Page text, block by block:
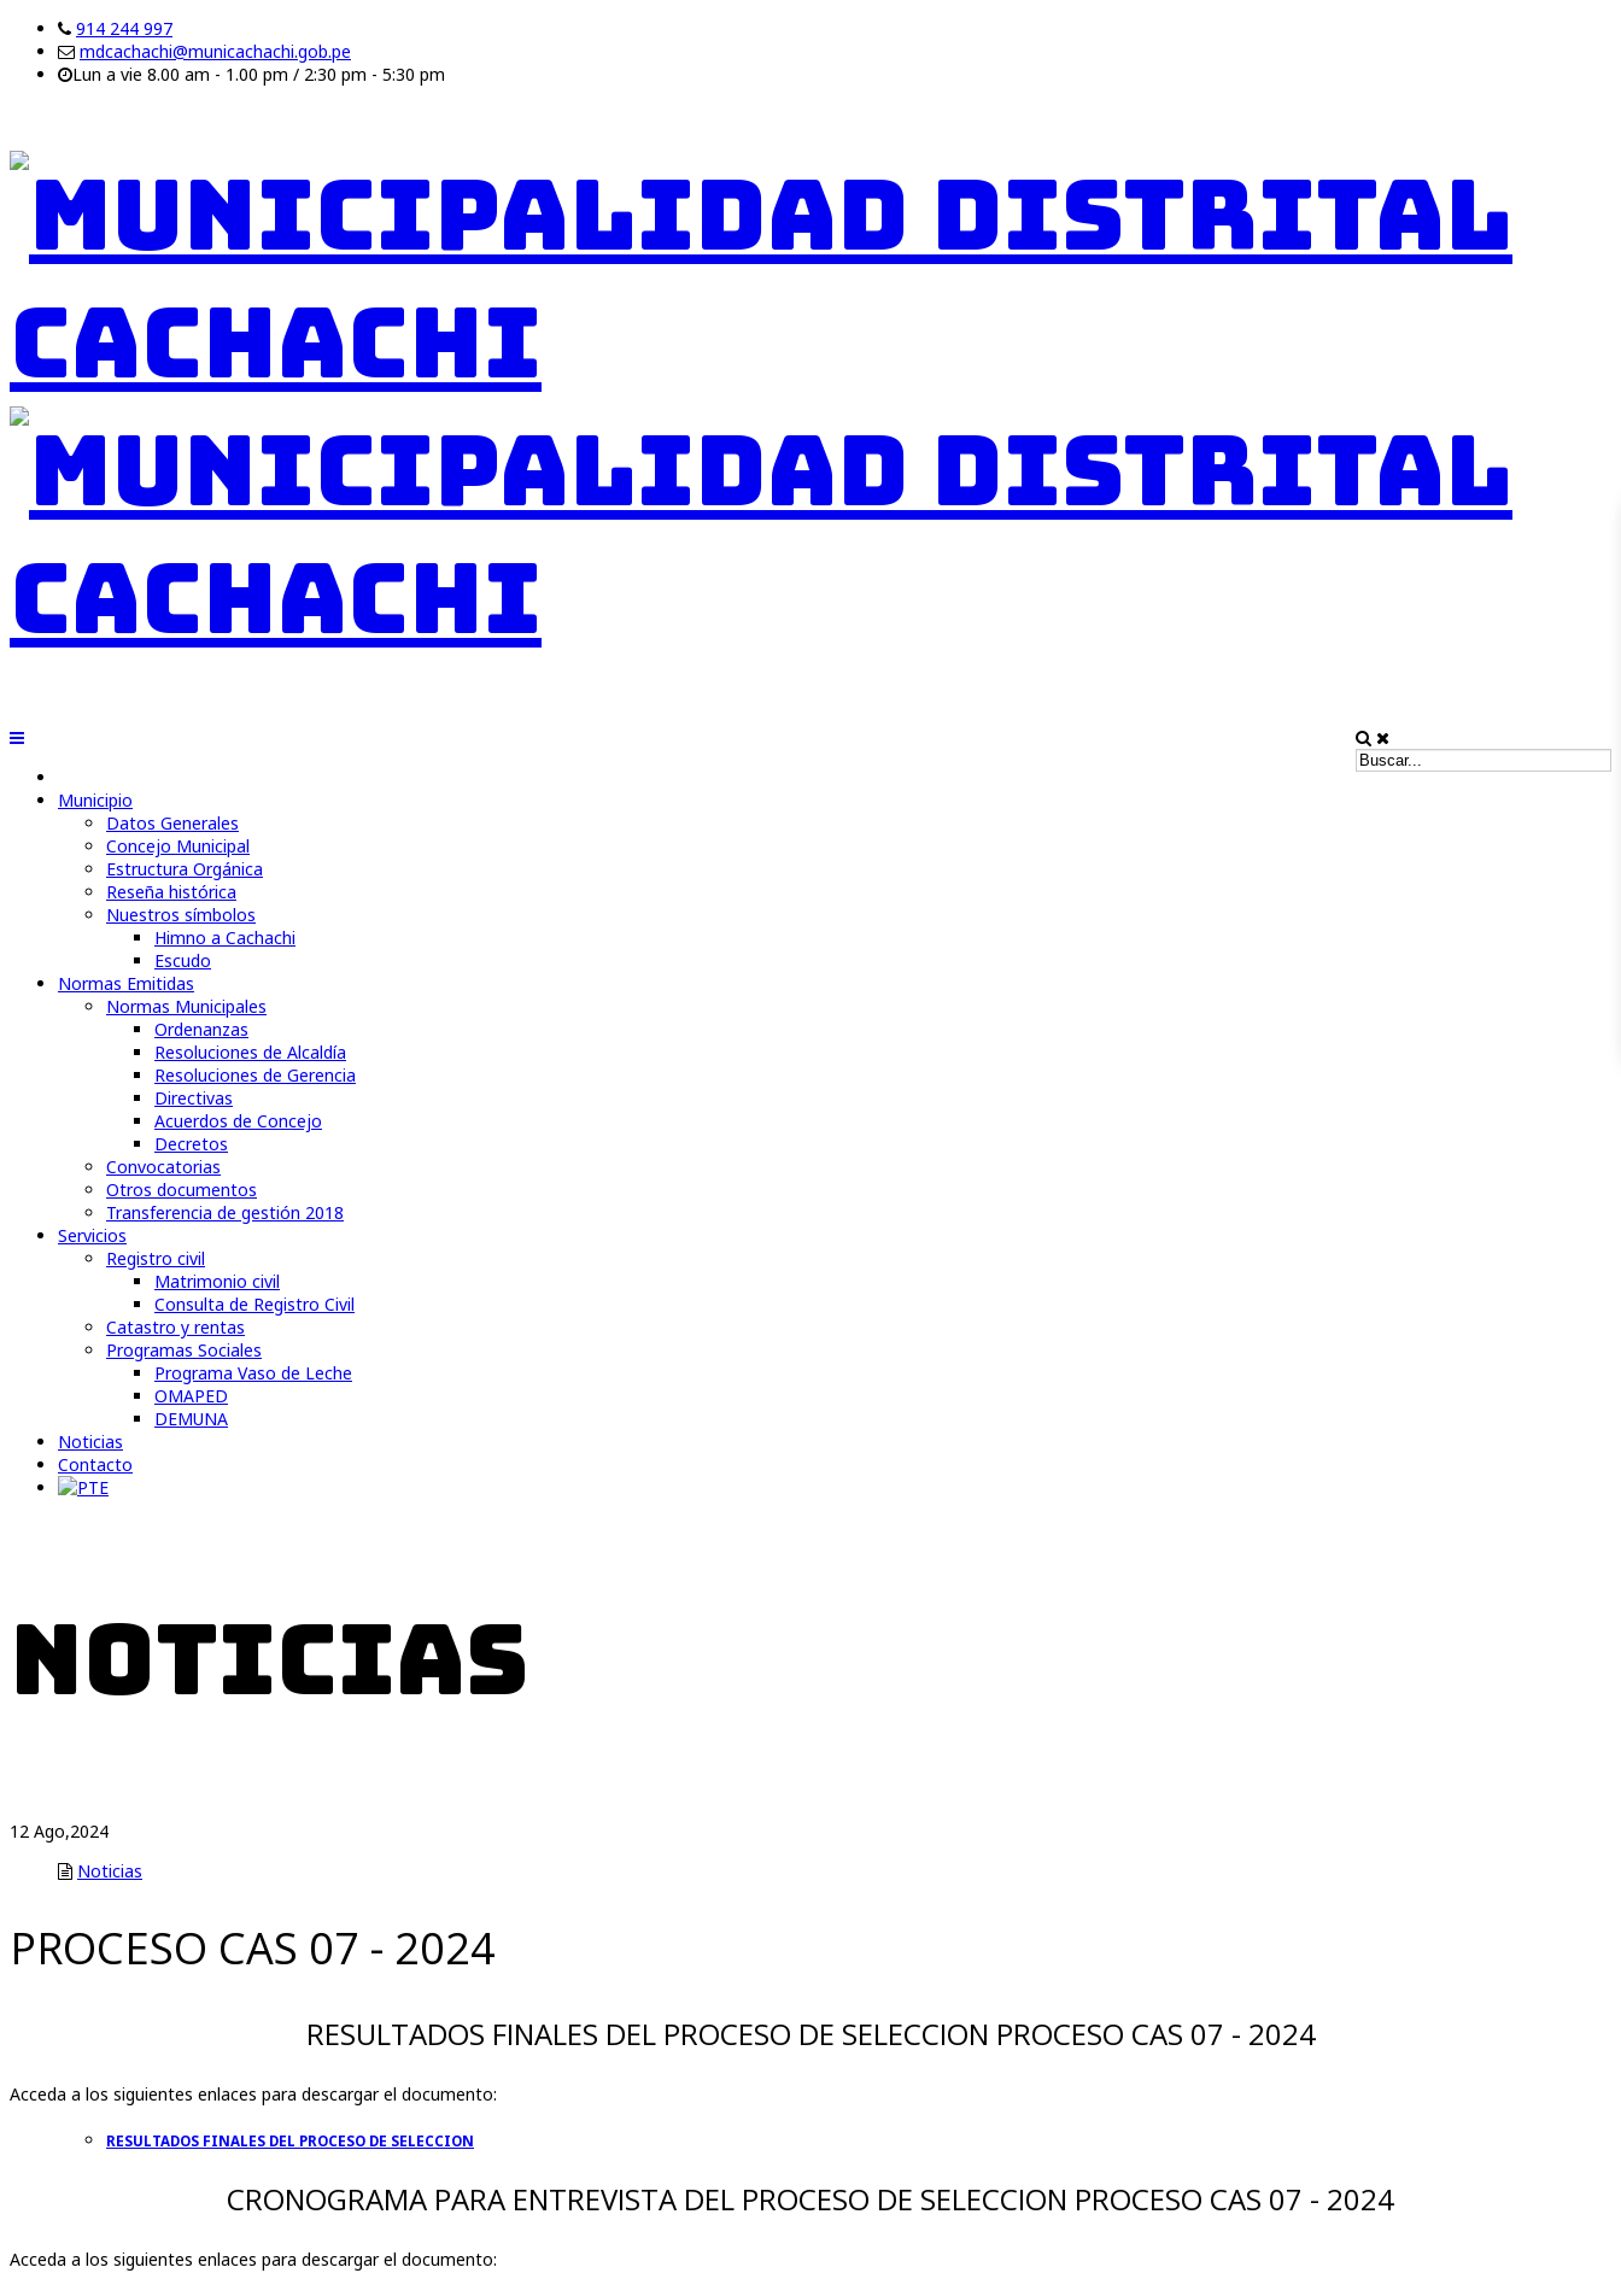
914 244 997
mdcachachi@municachachi.gob.pe
Lun a vie 8.00 am - 1.00 pm / 2:30 pm - 5:30 pm
Municipio
Datos Generales
Concejo Municipal
Estructura Orgánica
Reseña histórica
Nuestros símbolos
Himno a Cachachi
Escudo
Normas Emitidas
Normas Municipales
Ordenanzas
Resoluciones de Alcaldía
Resoluciones de Gerencia
Directivas
Acuerdos de Concejo
Decretos
Convocatorias
Otros documentos
Transferencia de gestión 2018
Servicios
Registro civil
Matrimonio civil
Consulta de Registro Civil
Catastro y rentas
Programas Sociales
Programa Vaso de Leche
OMAPED
DEMUNA
Noticias
Contacto
Noticias
12 Ago,2024
Noticias
PROCESO CAS 07 - 2024
RESULTADOS FINALES DEL PROCESO DE SELECCION PROCESO CAS 07 - 2024
Acceda a los siguientes enlaces para descargar el documento:
RESULTADOS FINALES DEL PROCESO DE SELECCION
CRONOGRAMA PARA ENTREVISTA DEL PROCESO DE SELECCION PROCESO CAS 07 - 2024
Acceda a los siguientes enlaces para descargar el documento: